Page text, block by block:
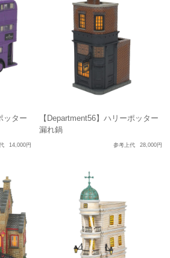
ッター
14,000円
【Department56】ハリーポッター
漏れ鍋
参考上代 28,000円